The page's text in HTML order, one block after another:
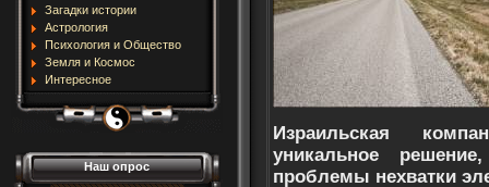
Загадки истории
Астрология
Психология и Общество
Земля и Космос
Интересное
Наш опрос
Израильская
уникальное
проблемы нехватки